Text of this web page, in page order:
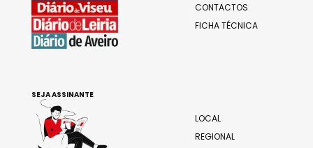
CONTACTOS
FICHA TÉCNICA
LOCAL
REGIONAL
SEJA ASSINANTE